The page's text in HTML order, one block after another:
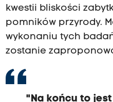
kwestii bliskości
pomników przyrody.
wykonaniu tych
zostanie
"Na końcu to